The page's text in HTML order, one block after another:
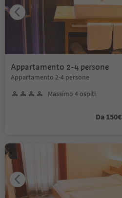
Appartamento 2-4 persone
Appartamento 2-4 persone
Massimo 4 ospiti
Da 150€